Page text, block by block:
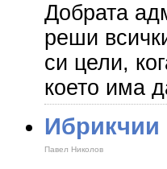
Добрата
реши
си цели,
което има
Ибрикчии
Павел Николов